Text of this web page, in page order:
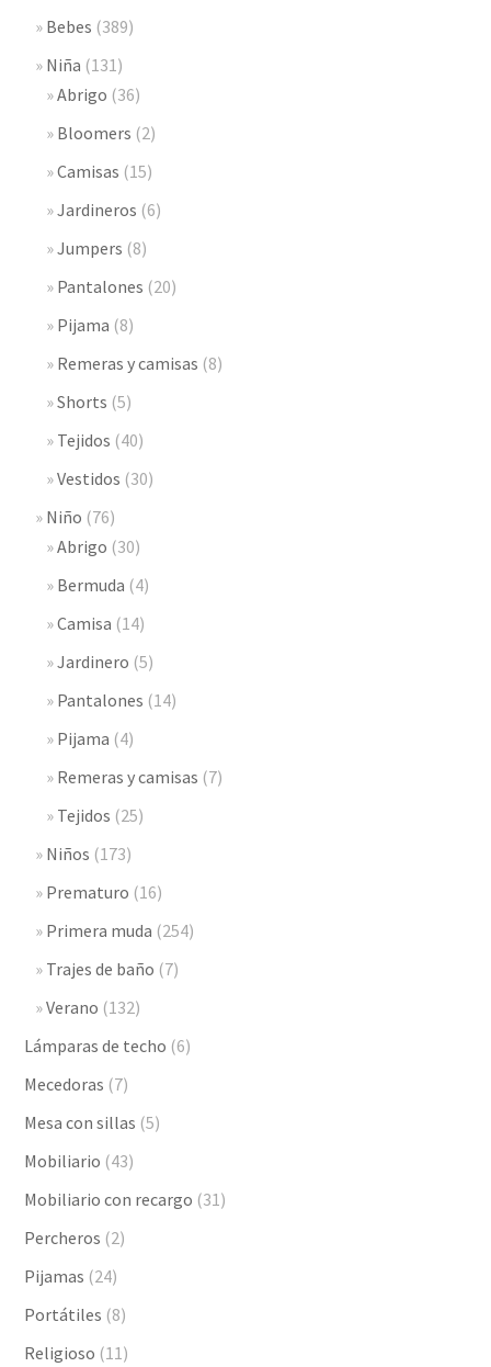
Bebes (389)
Niña (131)
Abrigo (36)
Bloomers (2)
Camisas (15)
Jardineros (6)
Jumpers (8)
Pantalones (20)
Pijama (8)
Remeras y camisas (8)
Shorts (5)
Tejidos (40)
Vestidos (30)
Niño (76)
Abrigo (30)
Bermuda (4)
Camisa (14)
Jardinero (5)
Pantalones (14)
Pijama (4)
Remeras y camisas (7)
Tejidos (25)
Niños (173)
Prematuro (16)
Primera muda (254)
Trajes de baño (7)
Verano (132)
Lámparas de techo (6)
Mecedoras (7)
Mesa con sillas (5)
Mobiliario (43)
Mobiliario con recargo (31)
Percheros (2)
Pijamas (24)
Portátiles (8)
Religioso (11)